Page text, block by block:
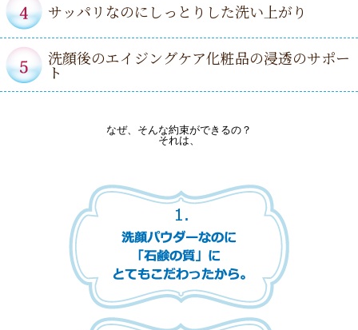
サッパリなのにしっとりした洗い上がり
洗顔後のエイジングケア化粧品の浸透のサポー
ト
なぜ、そんな約束ができるの？
それは、